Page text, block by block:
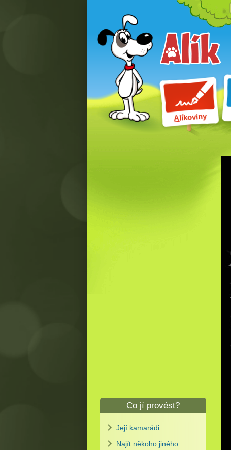
Alíkoviny
Co jí provést?
Její kamarádi
Najít někoho jiného